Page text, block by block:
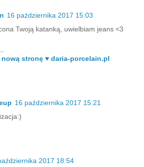
16 października 2017 15:03
Twoją katanką, uwielbiam jeans <3
nową stronę ♥ daria-porcelain.pl
16 października 2017 15:21
2017 18:54